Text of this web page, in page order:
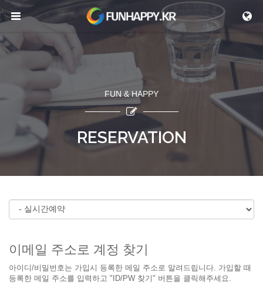
FUN & HAPPY
RESERVATION
이메일 주소로 계정 찾기
아이디/비밀번호는 가입시 등록한 메일 주소로 알려드립니다. 가입할 때
등록한 메일 주소를 입력하고 "ID/PW 찾기" 버튼을 클릭해주세요.